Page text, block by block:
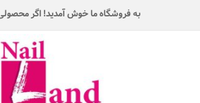
به فروشگاه ما خوش آمدید! اگر